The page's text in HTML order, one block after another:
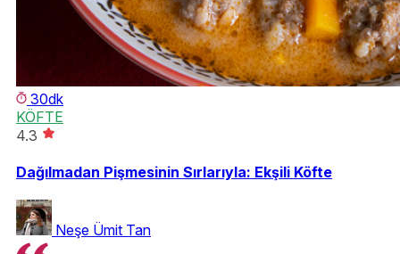
30dk
KÖFTE
4.3
Dağılmadan Pişmesinin Sırlarıyla: Ekşili Köfte
Neşe Ümit Tan